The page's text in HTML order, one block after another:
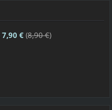
7,90 €(8,90 €)